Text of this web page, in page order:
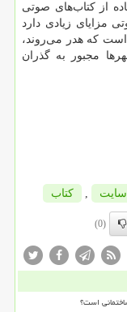
از کتاب‌های صوتی
مزایای زیادی دارد
است که هدر می‌روند،
مجبور به گذران
, كتاب
(0)
است؟